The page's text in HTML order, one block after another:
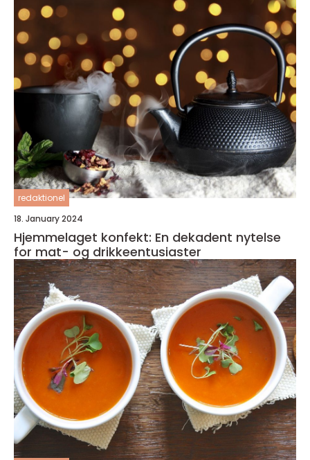
redaktionel
18. January 2024
Hjemmelaget konfekt: En dekadent nytelse
for mat- og drikkeentusiaster